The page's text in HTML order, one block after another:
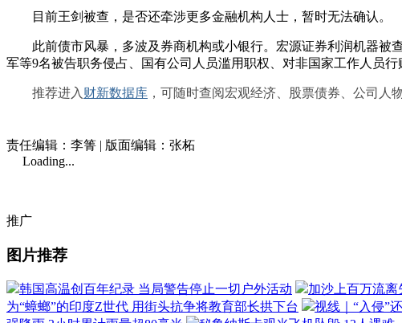
目前王剑被查，是否还牵涉更多金融机构人士，暂时无法确认。
此前债市风暴，多波及券商机构或小银行。宏源证券利润机器被查
军等9名被告职务侵占、国有公司人员滥用职权、对非国家工作人员行
推荐进入 财新数据库 ，可随时查阅宏观经济、股票债券、公司人
责任编辑：李箐 | 版面编辑：张柘
Loading...
推广
图片推荐
韩国高温创百年纪录 当局警告停止一切户外活动 加沙上百万流离
为“蟑螂”的印度Z世代 用街头抗争将教育部长拱下台
视线｜“入侵”